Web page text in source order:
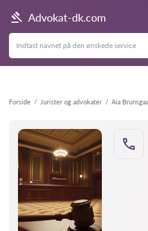
Advokat-dk.com
Forside Jurister og advokater Aia
Tilbage